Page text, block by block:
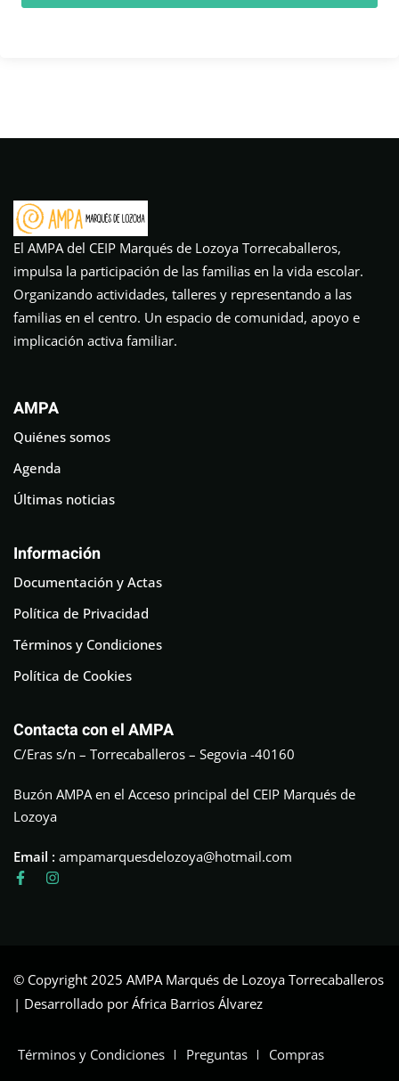
El AMPA del CEIP Marqués de Lozoya Torrecaballeros,
impulsa la participación de las familias en la vida escolar.
Organizando actividades, talleres y representando a las
familias en el centro. Un espacio de comunidad, apoyo e
implicación activa familiar.
AMPA
Quiénes somos
Agenda
Últimas noticias
Información
Documentación y Actas
Política de Privacidad
Términos y Condiciones
Política de Cookies
Contacta con el AMPA
C/Eras s/n – Torrecaballeros – Segovia -40160
Buzón AMPA en el Acceso principal del CEIP Marqués de
Lozoya
Email : ampamarquesdelozoya@hotmail.com
© Copyright 2025 AMPA Marqués de Lozoya Torrecaballeros
| Desarrollado por África Barrios Álvarez
Términos y Condiciones Preguntas Compras